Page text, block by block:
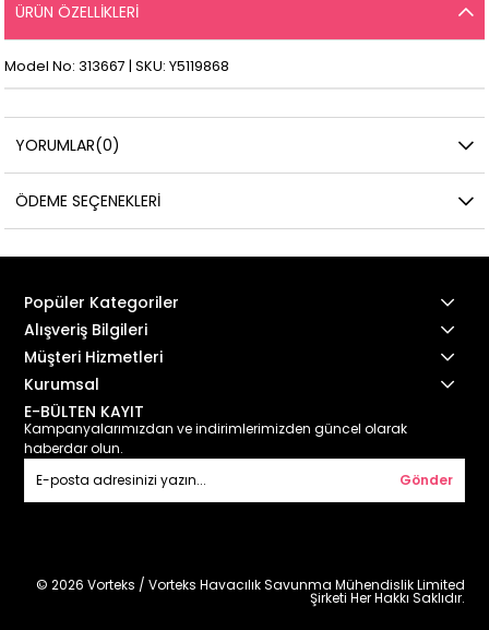
ÜRÜN ÖZELLIKLERI
Model No: 313667 | SKU: Y5119868
YORUMLAR(0)
ÖDEME SEÇENEKLERI
Popüler Kategoriler
Alışveriş Bilgileri
Müşteri Hizmetleri
Kurumsal
E-BÜLTEN KAYIT
Kampanyalarımızdan ve indirimlerimizden güncel olarak
haberdar olun.
Gönder
© 2026 Vorteks / Vorteks Havacılık Savunma Mühendislik Limited
Şirketi Her Hakkı Saklıdır.